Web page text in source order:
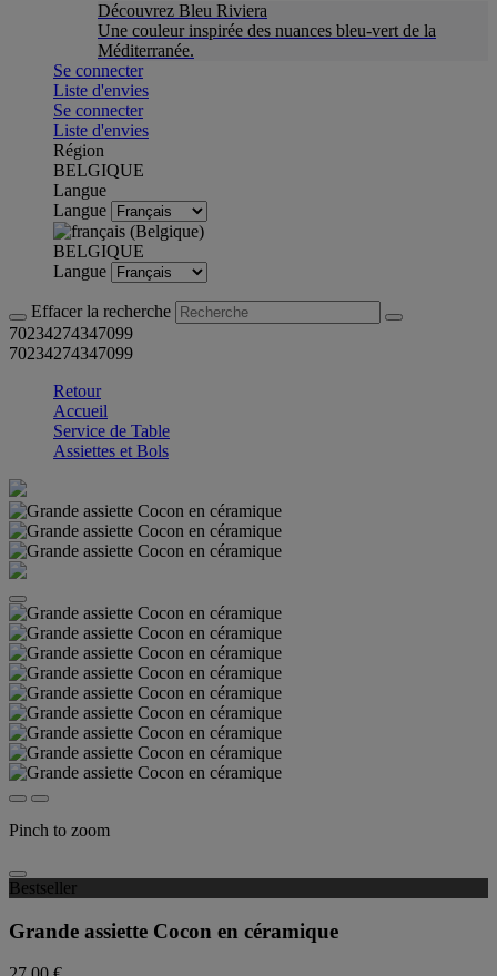
Découvrez Bleu Riviera
Une couleur inspirée des nuances bleu-vert de la
Méditerranée.
Se connecter
Liste d'envies
Se connecter
Liste d'envies
Région
BELGIQUE
Langue
Langue
BELGIQUE
Langue
Effacer la recherche
70234274347099
70234274347099
Retour
Accueil
Service de Table
Assiettes et Bols
Pinch to zoom
Bestseller
Grande assiette Cocon en céramique